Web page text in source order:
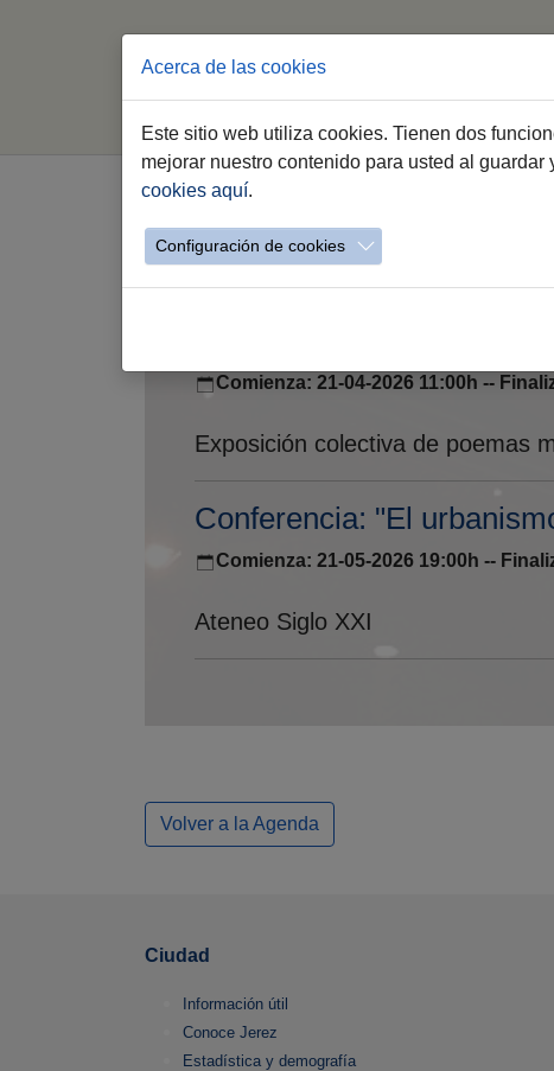
Listado de eventos
Comienza: 21-04-2026 11:00h --
Exposición colectiva de poemas
Conferencia: "El
Comienza: 21-05-2026 19:00h --
Ateneo Siglo XXI
Volver a la Agenda
Ciudad
Información útil
Conoce Jerez
Estadística y demografía
Acerca de las cookies
Este sitio web utiliza cookies. Tienen dos
mejorar nuestro contenido para usted al
cookies aquí.
Configuración de cookies